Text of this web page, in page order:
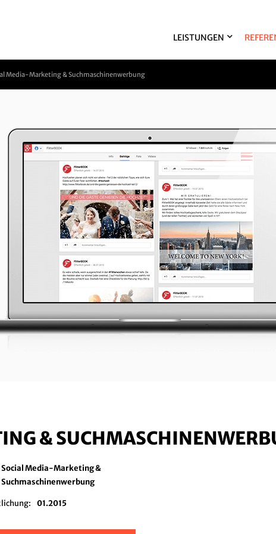
LEISTUNGEN
Media-Marketing & Suchmaschinenwerbung
&
Social Media-Marketing &
Suchmaschinenwerbung
01.2015